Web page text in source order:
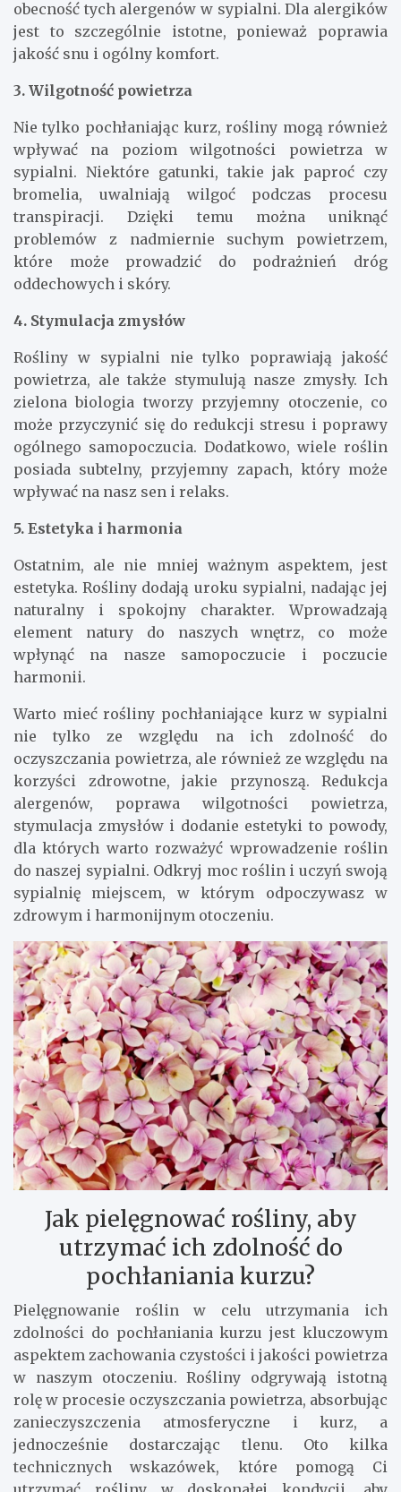
obecność tych alergenów w sypialni. Dla alergików
jest to szczególnie istotne, ponieważ poprawia
jakość snu i ogólny komfort.
3. Wilgotność powietrza
Nie tylko pochłaniając kurz, rośliny mogą również
wpływać na poziom wilgotności powietrza w
sypialni. Niektóre gatunki, takie jak paproć czy
bromelia, uwalniają wilgoć podczas procesu
transpiracji. Dzięki temu można uniknąć
problemów z nadmiernie suchym powietrzem,
które może prowadzić do podrażnień dróg
oddechowych i skóry.
4. Stymulacja zmysłów
Rośliny w sypialni nie tylko poprawiają jakość
powietrza, ale także stymulują nasze zmysły. Ich
zielona biologia tworzy przyjemny otoczenie, co
może przyczynić się do redukcji stresu i poprawy
ogólnego samopoczucia. Dodatkowo, wiele roślin
posiada subtelny, przyjemny zapach, który może
wpływać na nasz sen i relaks.
5. Estetyka i harmonia
Ostatnim, ale nie mniej ważnym aspektem, jest
estetyka. Rośliny dodają uroku sypialni, nadając jej
naturalny i spokojny charakter. Wprowadzają
element natury do naszych wnętrz, co może
wpłynąć na nasze samopoczucie i poczucie
harmonii.
Warto mieć rośliny pochłaniające kurz w sypialni
nie tylko ze względu na ich zdolność do
oczyszczania powietrza, ale również ze względu na
korzyści zdrowotne, jakie przynoszą. Redukcja
alergenów, poprawa wilgotności powietrza,
stymulacja zmysłów i dodanie estetyki to powody,
dla których warto rozważyć wprowadzenie roślin
do naszej sypialni. Odkryj moc roślin i uczyń swoją
sypialnię miejscem, w którym odpoczywasz w
zdrowym i harmonijnym otoczeniu.
Jak pielęgnować rośliny, aby
utrzymać ich zdolność do
pochłaniania kurzu?
Pielęgnowanie roślin w celu utrzymania ich
zdolności do pochłaniania kurzu jest kluczowym
aspektem zachowania czystości i jakości powietrza
w naszym otoczeniu. Rośliny odgrywają istotną
rolę w procesie oczyszczania powietrza, absorbując
zanieczyszczenia atmosferyczne i kurz, a
jednocześnie dostarczając tlenu. Oto kilka
technicznych wskazówek, które pomogą Ci